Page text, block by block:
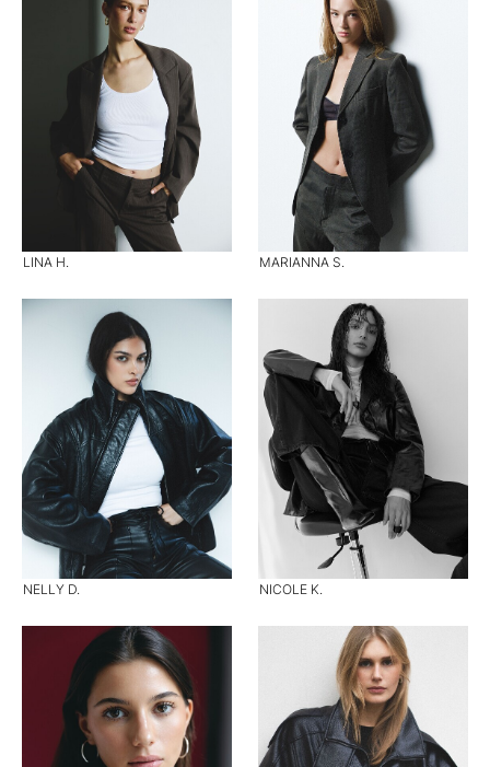
LINA H. MARIANNA S.
NELLY D. NICOLE K.